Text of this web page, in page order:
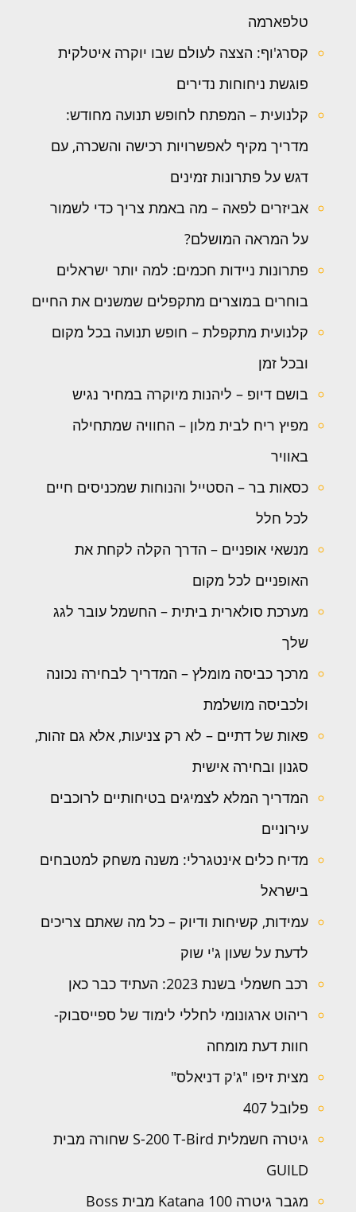
טלפארמה
קסרג'וף: הצצה לעולם שבו יוקרה איטלקית
פוגשת ניחוחות נדירים
קלנועית – המפתח לחופש תנועה מחודש:
מדריך מקיף לאפשרויות רכישה והשכרה, עם
דגש על פתרונות זמינים
אביזרים לפאה – מה באמת צריך כדי לשמור
על המראה המושלם?
פתרונות ניידות חכמים: למה יותר ישראלים
בוחרים במוצרים מתקפלים שמשנים את החיים
קלנועית מתקפלת – חופש תנועה בכל מקום
ובכל זמן
בושם דיופ – ליהנות מיוקרה במחיר נגיש
מפיץ ריח לבית מלון – החוויה שמתחילה
באוויר
כסאות בר – הסטייל והנוחות שמכניסים חיים
לכל חלל
מנשאי אופניים – הדרך הקלה לקחת את
האופניים לכל מקום
מערכת סולארית ביתית – החשמל עובר לגג
שלך
מרכך כביסה מומלץ – המדריך לבחירה נכונה
ולכביסה מושלמת
פאות של דתיים – לא רק צניעות, אלא גם זהות,
סגנון ובחירה אישית
המדריך המלא לצמיגים בטיחותיים לרוכבים
עירוניים
מדיח כלים אינטגרלי: משנה משחק למטבחים
בישראל
עמידות, קשיחות ודיוק – כל מה שאתם צריכים
לדעת על שעון ג'י שוק
רכב חשמלי בשנת 2023: העתיד כבר כאן
ריהוט ארגונומי לחללי לימוד של ספייסבוק-
חוות דעת מומחה
מצית זיפו "ג'ק דניאלס"
פלובל 407
גיטרה חשמלית S-200 T-Bird שחורה מבית
GUILD
מגבר גיטרה Katana 100 מבית Boss